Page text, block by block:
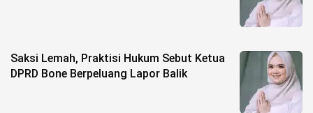
Saksi Lemah, Praktisi Hukum Sebut Ketua
DPRD Bone Berpeluang Lapor Balik